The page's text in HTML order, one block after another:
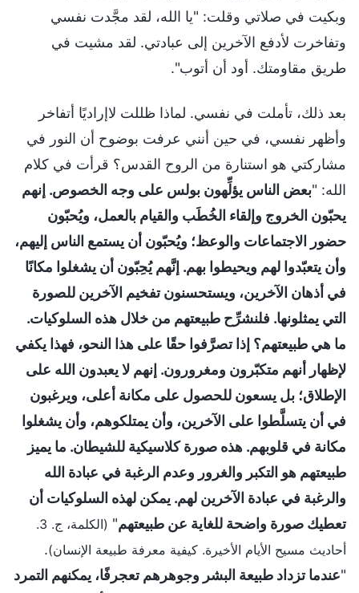
وبكيت في صلاتي وقلت: "يا الله، لقد مجَّدت نفسي
وتفاخرت لأدفع الآخرين إلى عبادتي. لقد مشيت في
طريق مقاومتك. أود أن أتوب".
بعد ذلك، تأملت في نفسي. لماذا ظللت لاإراديًا أتفاخر
وأظهر نفسي، في حين أنني عرفت بوضوح أن النور في
مشاركتي هو استنارة من الروح القدس؟ قرأت في كلام
الله: "بعض الناس يؤلِّهون بولس على وجه الخصوص. إنهم
يحبّون الخروج وإلقاء الخُطَب والقيام بالعمل، ويُحبّون
حضور الاجتماعات والوعظ؛ ويُحبّون أن يستمع الناس إليهم،
وأن يتعبّدوا لهم ويحيطوا بهم. إنَّهم يُحِبّون أن يشغلوا مكانًا
في أذهان الآخرين، ويستحسنون تفخيم الآخرين للصورة
التي يمثلونها. فلنشرِّح طبيعتهم من خلال هذه السلوكيات.
ما هي طبيعتهم؟ إذا تصرَّفوا حقًا على هذا النحو، فهذا يكفي
لإظهار أنهم متكبّرون ومغرورون. إنهم لا يعبدون الله على
الإطلاق؛ بل يسعون للحصول على مكانة أعلى، ويرغبون
في أن يتسلَّطوا على الآخرين، وأن يمتلكوهم، وأن يشغلوا
مكانة في قلوبهم. هذه صورة كلاسيكية للشيطان. ما يميز
طبيعتهم هو التكبر والغرور وعدم الرغبة في عبادة الله
والرغبة في عبادة الآخرين لهم. يمكن لهذه السلوكيات أن
تعطيك صورة واضحة للغاية عن طبيعتهم"
(الكلمة، ج. 3.
أحاديث مسيح الأيام الأخيرة. كيفية معرفة طبيعة الإنسان).
"عندما تزداد طبيعة البشر وجوهرهم تعجرفًا، يمكنهم التمرد